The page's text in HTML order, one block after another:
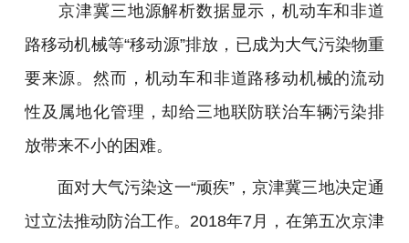
京津冀三地源解析数据显示，机动车和非道
路移动机械等“移动源”排放，已成为大气污染物重
要来源。然而，机动车和非道路移动机械的流动
性及属地化管理，却给三地联防联治车辆污染排
放带来不小的困难。
面对大气污染这一“顽疾”，京津冀三地决定通
过立法推动防治工作。2018年7月，在第五次京津